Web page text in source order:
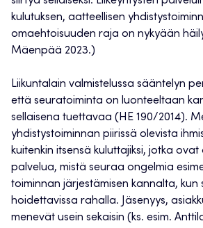
kulutuksen, aatteellisen
omaehtoisuuden raja on nykyään
Mäenpää 2023.)
Liikuntalain valmistelussa sääntelyn
että seuratoiminta on luonteeltaan
sellaisena tuettavaa (HE 190/2014).
yhdistystoiminnan piirissä olevista
kuitenkin itsensä kuluttajiksi, jotka
palvelua, mistä seuraa ongelmia
toiminnan järjestämisen kannalta, kun
hoidettavissa rahalla. Jäsenyys,
menevät usein sekaisin (ks. esim.